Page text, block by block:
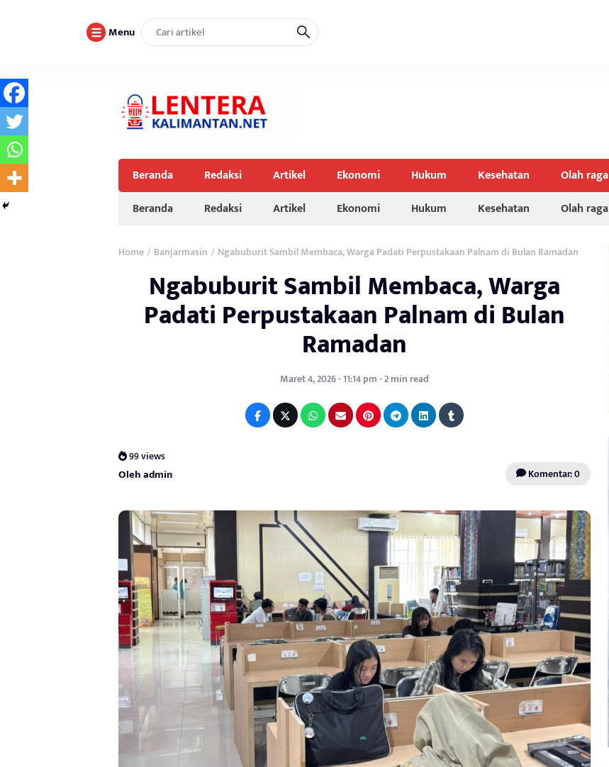
Menu
Beranda Redaksi Artikel Ekonomi Hukum Kesehatan
Olah raga
Beranda
Redaksi Artikel Ekonomi Hukum Kesehatan Olah raga
Home / Banjarmasin / Ngabuburit Sambil Membaca, Warga Padati Perpustakaan Palnam di Bulan Ramadan
Ngabuburit Sambil Membaca, Warga
Padati Perpustakaan Palnam di Bulan
Ramadan
Maret 4, 2026 - 11:14 pm - 2 min read
99 views
Oleh admin Komentar: 0